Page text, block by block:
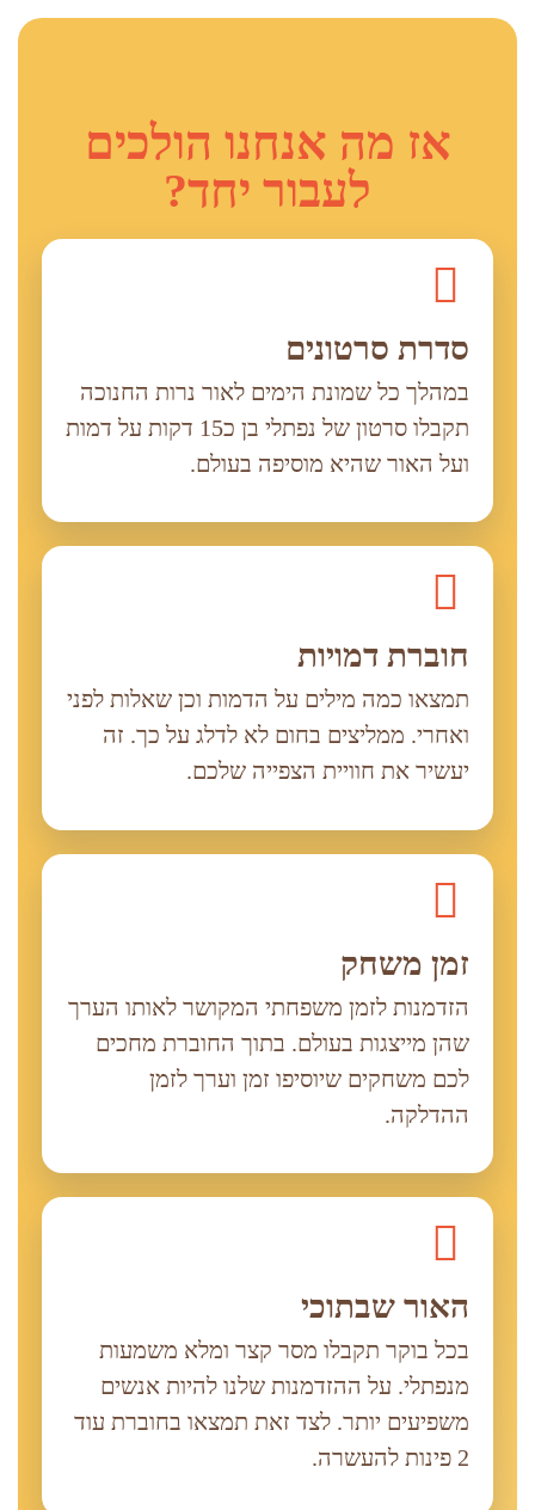
אז מה אנחנו הולכים
לעבור יחד?
סדרת סרטונים
במהלך כל שמונת הימים לאור נרות החנוכה
תקבלו סרטון של נפתלי בן כ15 דקות על דמות
ועל האור שהיא מוסיפה בעולם.
חוברת דמויות
תמצאו כמה מילים על הדמות וכן שאלות לפני
ואחרי. ממליצים בחום לא לדלג על כך. זה
יעשיר את חוויית הצפייה שלכם.
זמן משחק
הזדמנות לזמן משפחתי המקושר לאותו הערך
שהן מייצגות בעולם. בתוך החוברת מחכים
לכם משחקים שיוסיפו זמן וערך לזמן
ההדלקה.
האור שבתוכי
בכל בוקר תקבלו מסר קצר ומלא משמעות
מנפתלי. על ההזדמנות שלנו להיות אנשים
משפיעים יותר. לצד זאת תמצאו בחוברת עוד
2 פינות להעשרה.